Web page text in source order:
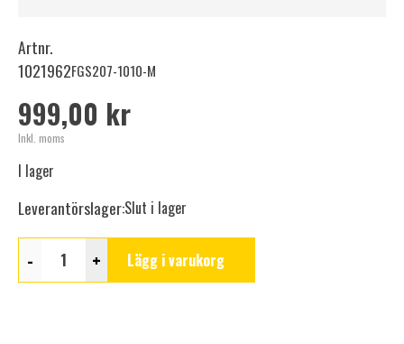
Artnr.
1021962FGS207-1010-M
999,00 kr
Inkl. moms
I lager
Leverantörslager:Slut i lager
- + Lägg i varukorg